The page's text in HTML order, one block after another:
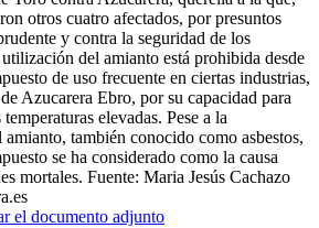
otros cuatro afectados, por presuntos
y contra la seguridad de los
del amianto está prohibida desde
de uso frecuente en ciertas industrias,
Azucarera Ebro, por su capacidad para
elevadas. Pese a la
también conocido como asbestos,
se ha considerado como la causa
mortales. Fuente: Maria Jesús Cachazo
el documento adjunto